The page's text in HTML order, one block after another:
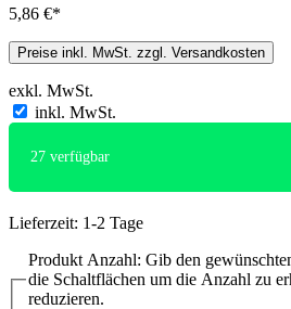
5,86 €*
Preise inkl. MwSt. zzgl. Versandkosten
exkl. MwSt.
inkl. MwSt.
27 verfügbar
Lieferzeit: 1-2 Tage
Produkt Anzahl: Gib den
die Schaltflächen um die Anzahl zu
reduzieren.